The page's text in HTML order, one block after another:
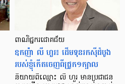
ពាណិជ្ជករជោគជ័យ
ឧកញ៉ា លី ហួរ៖ ដើមទុនរកស៊ីដំបូង
របស់ខ្ញុំកើតចេញពីជ្រូក១ក្បាល
និយាយ​ពី​ឈ្មោះ លី ហួរ មាន​ប្រជាជន​